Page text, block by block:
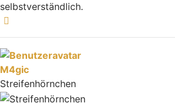
selbstverständlich.
M4gic
Streifenhörnchen